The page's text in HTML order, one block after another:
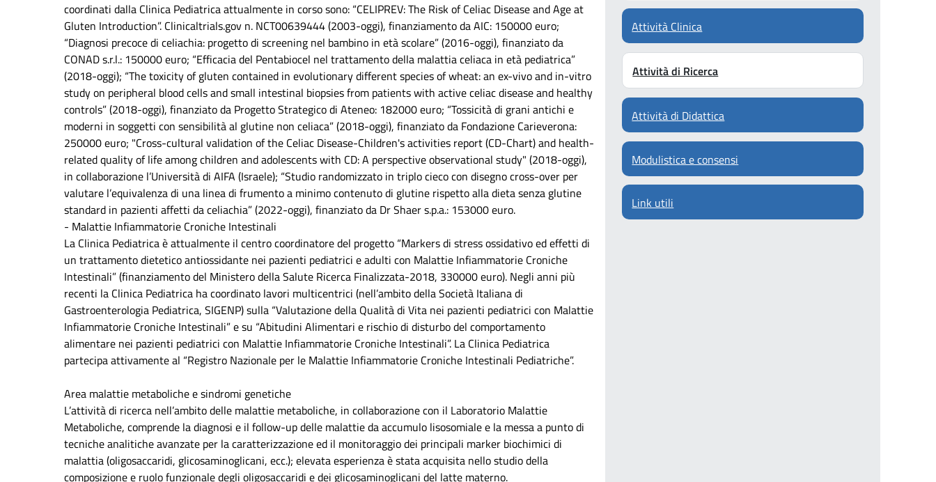
coordinati dalla Clinica Pediatrica attualmente in corso sono: “CELIPREV: The Risk of Celiac Disease and Age at
Gluten Introduction”. Clinicaltrials.gov n. NCT00639444 (2003-oggi), finanziamento da AIC: 150000 euro;
“Diagnosi precoce di celiachia: progetto di screening nel bambino in età scolare” (2016-oggi), finanziato da
CONAD s.r.l.: 150000 euro; “Efficacia del Pentabiocel nel trattamento della malattia celiaca in età pediatrica”
(2018-oggi); “The toxicity of gluten contained in evolutionary different species of wheat: an ex-vivo and in-vitro
study on peripheral blood cells and small intestinal biopsies from patients with active celiac disease and healthy
controls” (2018-oggi), finanziato da Progetto Strategico di Ateneo: 182000 euro; “Tossicità di grani antichi e
moderni in soggetti con sensibilità al glutine non celiaca” (2018-oggi), finanziato da Fondazione Carieverona:
250000 euro; "Cross-cultural validation of the Celiac Disease-Children's activities report (CD-Chart) and health-
related quality of life among children and adolescents with CD: A perspective observational study" (2018-oggi),
in collaborazione l’Università di AIFA (Israele); “Studio randomizzato in triplo cieco con disegno cross-over per
valutare l’equivalenza di una linea di frumento a minimo contenuto di glutine rispetto alla dieta senza glutine
standard in pazienti affetti da celiachia” (2022-oggi), finanziato da Dr Shaer s.p.a.: 153000 euro.
- Malattie Infiammatorie Croniche Intestinali
La Clinica Pediatrica è attualmente il centro coordinatore del progetto “Markers di stress ossidativo ed effetti di
un trattamento dietetico antiossidante nei pazienti pediatrici e adulti con Malattie Infiammatorie Croniche
Intestinali” (finanziamento del Ministero della Salute Ricerca Finalizzata-2018, 330000 euro). Negli anni più
recenti la Clinica Pediatrica ha coordinato lavori multicentrici (nell’ambito della Società Italiana di
Gastroenterologia Pediatrica, SIGENP) sulla “Valutazione della Qualità di Vita nei pazienti pediatrici con Malattie
Infiammatorie Croniche Intestinali” e su “Abitudini Alimentari e rischio di disturbo del comportamento
alimentare nei pazienti pediatrici con Malattie Infiammatorie Croniche Intestinali”. La Clinica Pediatrica
partecipa attivamente al “Registro Nazionale per le Malattie Infiammatorie Croniche Intestinali Pediatriche”.
Area malattie metaboliche e sindromi genetiche
L’attività di ricerca nell’ambito delle malattie metaboliche, in collaborazione con il Laboratorio Malattie
Metaboliche, comprende la diagnosi e il follow-up delle malattie da accumulo lisosomiale e la messa a punto di
tecniche analitiche avanzate per la caratterizzazione ed il monitoraggio dei principali marker biochimici di
malattia (oligosaccaridi, glicosaminoglicani, ecc.); elevata esperienza è stata acquisita nello studio della
composizione e ruolo funzionale degli oligosaccaridi e dei glicosaminoglicani del latte materno.
Attività Clinica
Attività di Ricerca
Attività di Didattica
Modulistica e consensi
Link utili